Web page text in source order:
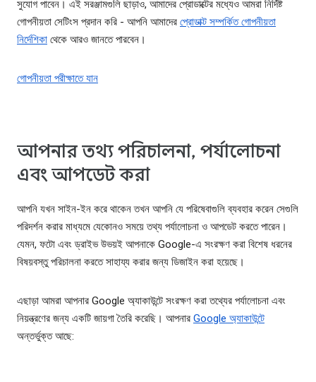
সুযোগ পাবেন। এই সরঞ্জামগুলি ছাড়াও, আমাদের প্রোডাক্টের মধ্যেও আমরা নির্দিষ্ট
গোপনীয়তা সেটিংস প্রদান করি - আপনি আমাদের প্রোডাক্ট সম্পর্কিত গোপনীয়তা
নির্দেশিকা থেকে আরও জানতে পারবেন।
গোপনীয়তা পরীক্ষাতে যান
আপনার তথ্য পরিচালনা, পর্যালোচনা
এবং আপডেট করা
আপনি যখন সাইন-ইন করে থাকেন তখন আপনি যে পরিষেবাগুলি ব্যবহার করেন সেগুলি
পরিদর্শন করার মাধ্যমে যেকোনও সময়ে তথ্য পর্যালোচনা ও আপডেট করতে পারেন।
যেমন, ফটো এবং ড্রাইভ উভয়ই আপনাকে Google-এ সংরক্ষণ করা বিশেষ ধরনের
বিষয়বস্তু পরিচালনা করতে সাহায্য করার জন্য ডিজাইন করা হয়েছে।
এছাড়া আমরা আপনার Google অ্যাকাউন্টে সংরক্ষণ করা তথ্যের পর্যালোচনা এবং
নিয়ন্ত্রণের জন্য একটি জায়গা তৈরি করেছি। আপনার Google অ্যাকাউন্টে
অন্তর্ভুক্ত আছে: